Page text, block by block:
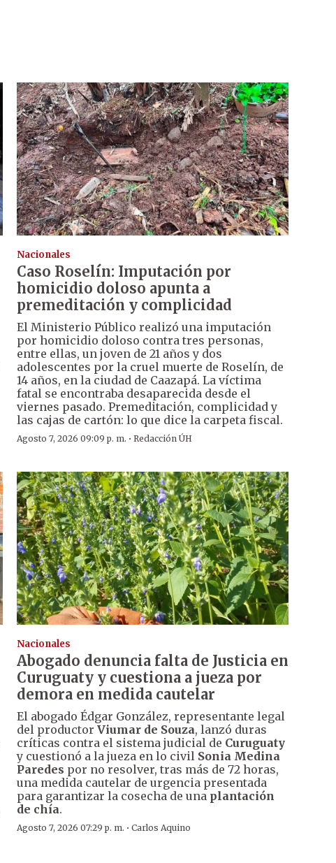
Nacionales
Caso Roselín: Imputación por
homicidio doloso apunta a
premeditación y complicidad
El Ministerio Público realizó una imputación
por homicidio doloso contra tres personas,
entre ellas, un joven de 21 años y dos
adolescentes por la cruel muerte de Roselín, de
14 años, en la ciudad de Caazapá. La víctima
fatal se encontraba desaparecida desde el
viernes pasado. Premeditación, complicidad y
las cajas de cartón: lo que dice la carpeta fiscal.
Agosto 7, 2026 09:09 p. m. · Redacción ÚH
Nacionales
Abogado denuncia falta de Justicia en
Curuguaty y cuestiona a jueza por
demora en medida cautelar
El abogado Édgar González, representante legal
del productor Viumar de Souza, lanzó duras
críticas contra el sistema judicial de Curuguaty
y cuestionó a la jueza en lo civil Sonia Medina
Paredes por no resolver, tras más de 72 horas,
una medida cautelar de urgencia presentada
para garantizar la cosecha de una plantación
de chía.
Agosto 7, 2026 07:29 p. m. · Carlos Aquino